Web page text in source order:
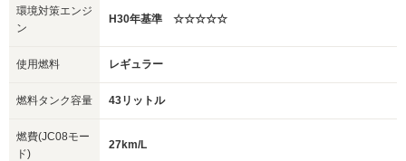
環境対策エンジ
ン
H30年基準 ☆☆☆☆☆
使用燃料 レギュラー
燃料タンク容量 43リットル
燃費(JC08モー
ド)
27km/L